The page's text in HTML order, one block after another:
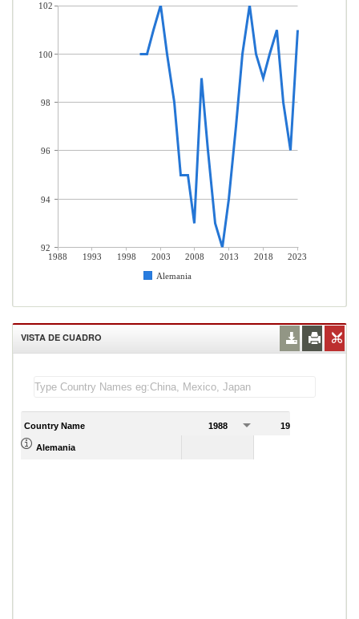
1988 1993 1998 2003 2008 2013 2018
2023
Alemania
102
100
98
96
94
92
VISTA DE CUADRO
Country Name 1988 1989
Alemania